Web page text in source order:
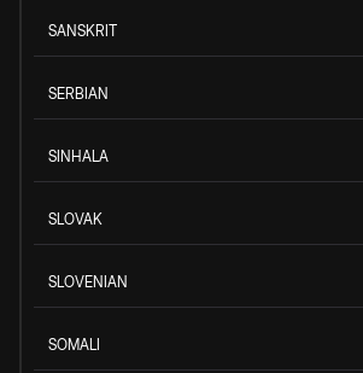
SANSKRIT
SERBIAN
SINHALA
SLOVAK
SLOVENIAN
SOMALI